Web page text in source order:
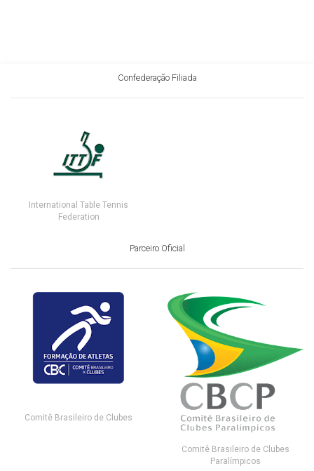
Confederação Filiada
International Table Tennis
Federation
Parceiro Oficial
Comitê Brasileiro de Clubes
Comitê Brasileiro de Clubes
Paralímpicos